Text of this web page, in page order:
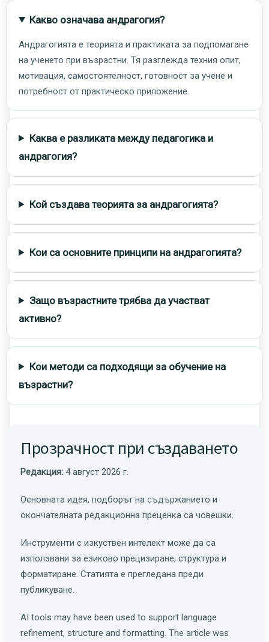
Какво означава андрагогия?
Андрагогията е теорията и практиката за подпомагане
на ученето при възрастни. Тя разглежда техния опит,
мотивация, самостоятелност, готовност за учене и
потребност от практическо приложение.
Каква е разликата между педагогика и
андрагогия?
Кой създава теорията за андрагогията?
Кои са основните принципи на андрагогията?
Защо възрастните трябва да участват
активно?
Кои методи са подходящи за обучение на
възрастни?
Прозрачност при създаването
Редакция: 4 август 2026 г.
Основната идея, подборът на съдържанието и
окончателната редакционна преценка са човешки.
Инструменти с изкуствен интелект може да са
използвани за езиково прецизиране, структура и
форматиране. Статията е прегледана преди
публикуване.
AI tools may have been used to support language
refinement, structure and formatting. The article was